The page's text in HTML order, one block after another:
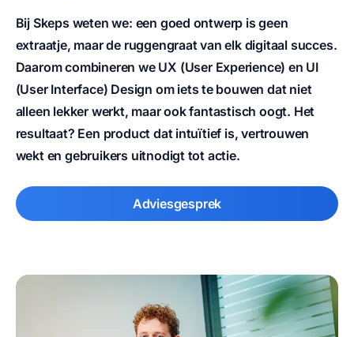
Bij Skeps weten we: een goed ontwerp is geen
extraatje, maar de ruggengraat van elk digitaal succes.
Daarom combineren we UX (User Experience) en UI
(User Interface) Design om iets te bouwen dat niet
alleen lekker werkt, maar ook fantastisch oogt. Het
resultaat? Een product dat intuïtief is, vertrouwen
wekt en gebruikers uitnodigt tot actie.
Adviesgesprek